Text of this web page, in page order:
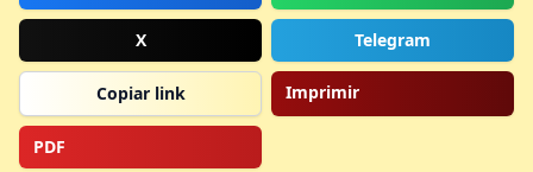
X Telegram
Copiar link Imprimir
PDF